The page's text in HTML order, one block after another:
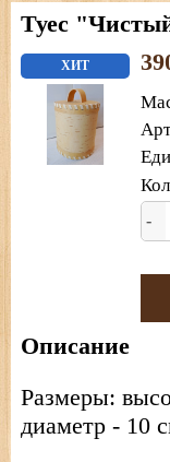
Туес
ХИТ
-
Описание
Размеры:
диаметр - 10